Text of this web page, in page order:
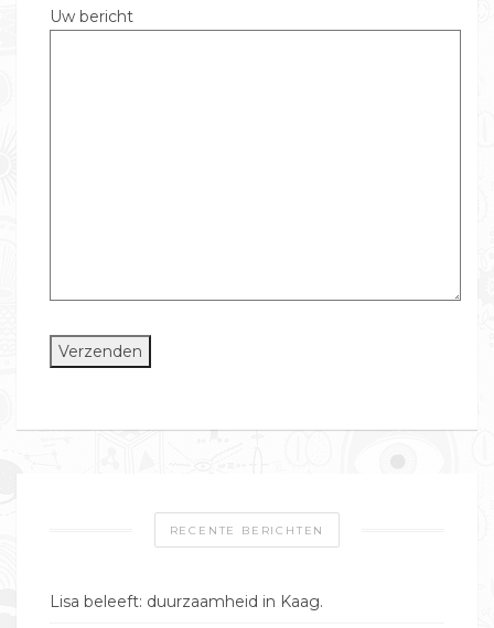
Uw bericht
RECENTE BERICHTEN
Lisa beleeft: duurzaamheid in Kaag.